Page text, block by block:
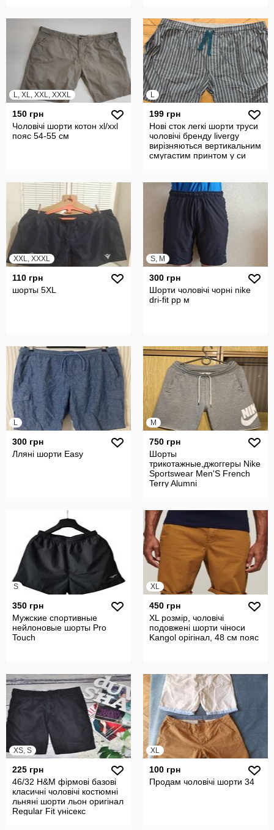
L, XL, XXL, XXXL
150 грн
Чоловічі шорти котон xl/xxl
пояс 54-55 см
L
199 грн
Нові сток легкі шорти труси
чоловічі бренду livergy
вирізняються вертикальним
смугастим принтом у си
XXL, XXXL
110 грн
шорты 5XL
S, M
300 грн
Шорти чоловічі чорні nike
dri-fit рр м
L
300 грн
Лляні шорти Easy
M
750 грн
Шорты
трикотажные,джоггеры Nike
Sportswear Men'S French
Terry Alumni
S
350 грн
Мужские спортивные
нейлоновые шорты Pro
Touch
XL
450 грн
XL розмір, чоловічі
подовжені шорти чіноси
Kangol орігінал, 48 см пояс
XS, S
225 грн
46/32 H&M фірмові базові
класичні чоловічі костюмні
льняні шорти льон оригінал
Regular Fit унісекс
XL
100 грн
Продам чоловічі шорти 34